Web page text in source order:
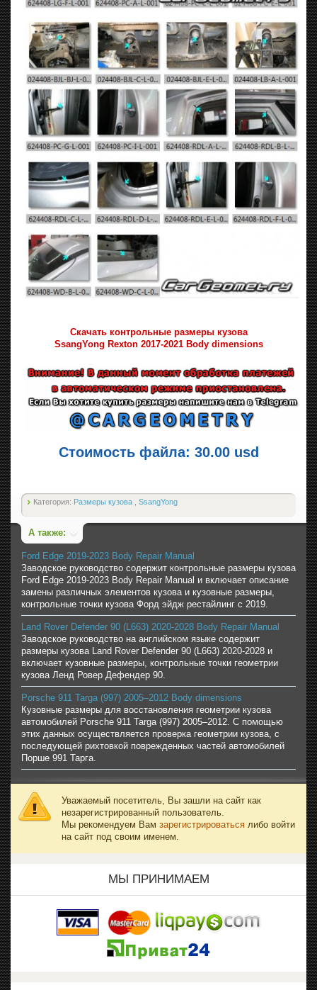
Скачать контрольные размеры кузова
SsangYong Rexton 2017-2021 Body dimensions
Стоимость файла: 30.00 usd
Категория: Размеры кузова , SsangYong
А также:
Ford Edge 2019-2023 Body Repair Manual
Заводское руководство содержит контрольные размеры кузова
Ford Edge 2019-2023 Body Repair Manual и включает описание
замены различных элементов кузова и кузовные размеры,
контрольные точки кузова Форд эйдж рестайлинг с 2019.
Land Rover Defender 90 (L663) 2020-2028 Body Repair Manual
Заводское руководство на английском языке содержит
размеры кузова Land Rover Defender 90 (L663) 2020-2028 и
включает кузовные размеры, контрольные точки геометрии
кузова Ленд Ровер Дефендер 90.
Porsche 911 Targa (997) 2005–2012 Body dimensions
Кузовные размеры для восстановления геометрии кузова
автомобилей Porsche 911 Targa (997) 2005–2012. С помощью
этих данных осуществляется проверка геометрии кузова, с
последующей рихтовкой поврежденных частей автомобилей
Порше 991 Тарга.
Уважаемый посетитель, Вы зашли на сайт как
незарегистрированный пользователь.
Мы рекомендуем Вам зарегистрироваться либо войти
на сайт под своим именем.
МЫ ПРИНИМАЕМ